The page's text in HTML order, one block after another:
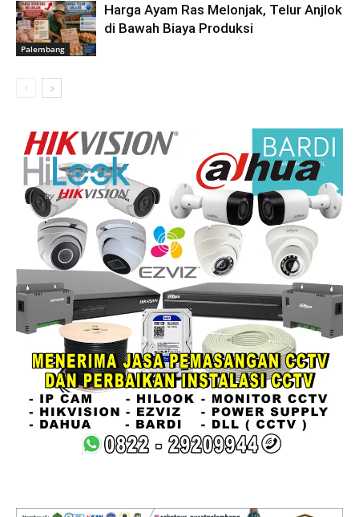
Palembang
Harga Ayam Ras Melonjak, Telur Anjlok
di Bawah Biaya Produksi